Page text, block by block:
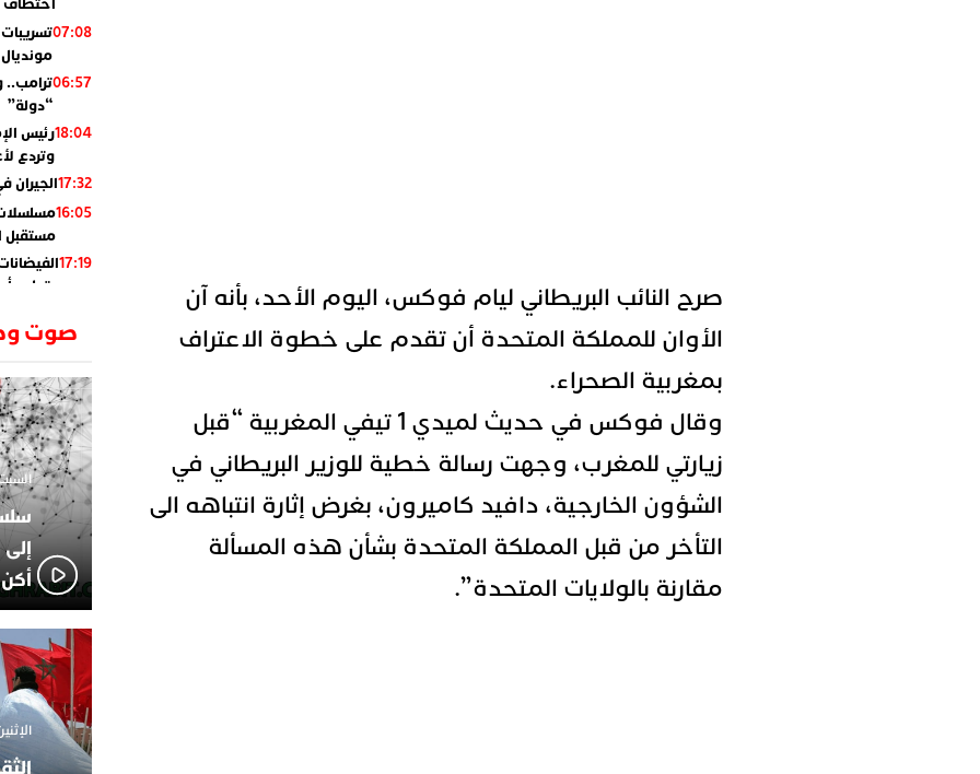
صرح النائب البريطاني ليام فوكس، اليوم الأحد، بأنه آن
الأوان للمملكة المتحدة أن تقدم على خطوة الاعتراف
بمغربية الصحراء.
وقال فوكس في حديث لميدي 1 تيفي المغربية
“قبل
زيارتي للمغرب، وجهت رسالة خطية للوزير البريطاني في
الشؤون الخارجية، دافيد كاميرون، بغرض إثارة انتباهه الى
التأخر من قبل المملكة المتحدة بشأن هذه المسألة
مقارنة بالولايات المتحدة”.
اختطاف
07:08
مونديال 2010
06:57ترامب..
“دولة”
18:04رئيس
وتردع
17:32الجيران
16:05
مستقبل
17:19
وتطرح
الجزائر
وسقوط
02:06
الركراكي
01:55
هي
14:37
لاعبوا
صوت
السبت 1 فبراير 2025
الإثنين 18 نوفمبر